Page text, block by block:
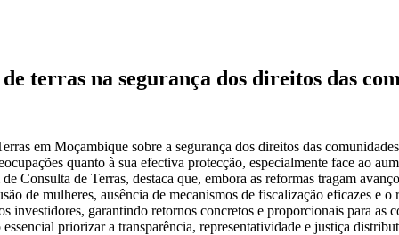
terras na segurança dos direitos das
em Moçambique sobre a segurança dos direitos das
quanto à sua efectiva protecção, especialmente face ao
Consulta de Terras, destaca que, embora as reformas tragam
de mulheres, ausência de mecanismos de fiscalização eficazes e
garantindo retornos concretos e proporcionais para as
priorizar a transparência, representatividade e justiça